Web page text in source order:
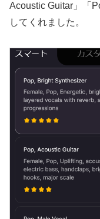
Acoustic Guitar」「
してくれました。